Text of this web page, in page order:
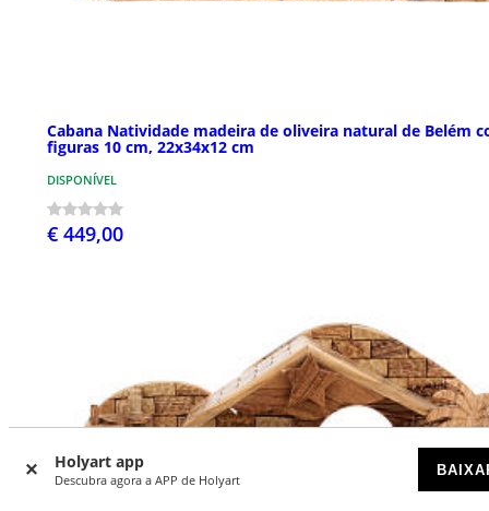
Holyart app
Descubra agora a APP de Holyart
Cabana Natividade madeira de oliveira natural de Belém
figuras 10 cm, 22x34x12 cm
DISPONÍVEL
€ 449,00